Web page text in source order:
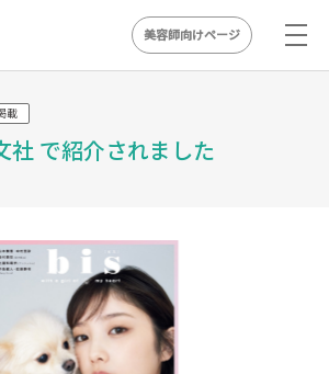
美容師向けページ
載
社 で紹介されました